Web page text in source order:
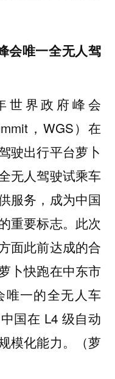
会唯一全无人驾
世界政府峰会
，WGS）在
驶出行平台萝卜
无人驾驶试乘车
服务，成为中国
重要标志。此次
面此前达成的合
卜快跑在中东市
唯一的全无人车
国在 L4 级自动
模化能力。（萝